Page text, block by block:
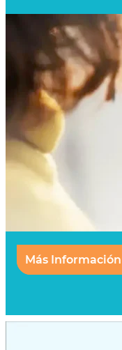
Más